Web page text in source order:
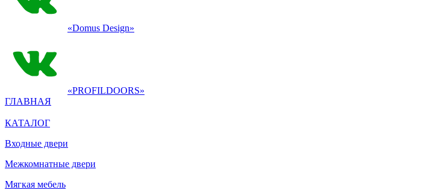
«Domus Design»
«PROFILDOORS»
ГЛАВНАЯ
КАТАЛОГ
Входные двери
Межкомнатные двери
Мягкая мебель